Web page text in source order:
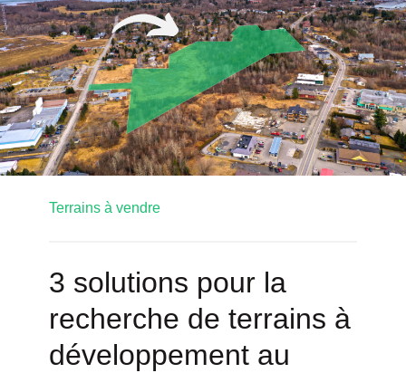
Terrains à vendre
3 solutions pour la
recherche de terrains à
développement au